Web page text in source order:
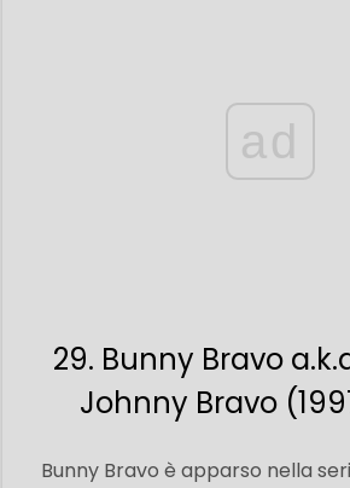
ad
29. Bunny Bravo
Johnny Bravo
Bunny Bravo è apparso nella